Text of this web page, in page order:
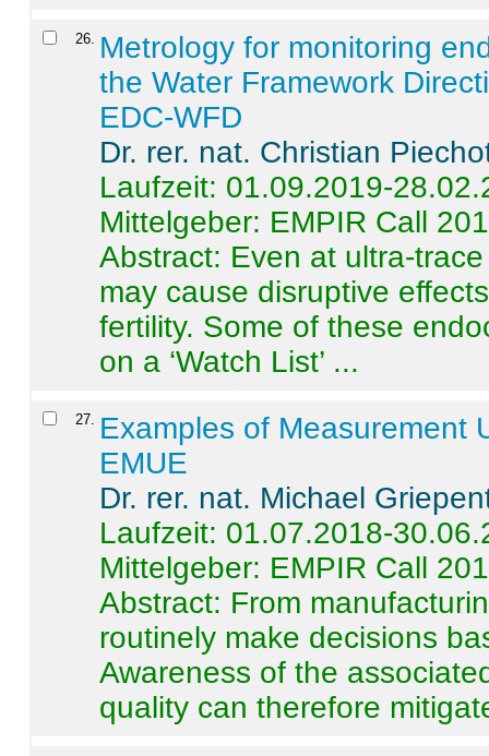
26. Metrology for monitoring
the Water Framework
EDC-WFD
Dr. rer. nat. Christian
Laufzeit: 01.09.2019-
Mittelgeber: EMPIR Call
Abstract: Even at ultra-
may cause disruptive
fertility. Some of these
on a ‘Watch List’ ...
27. Examples of Measurement
EMUE
Dr. rer. nat. Michael
Laufzeit: 01.07.2018-
Mittelgeber: EMPIR Call
Abstract: From
routinely make decisions
Awareness of the
quality can therefore